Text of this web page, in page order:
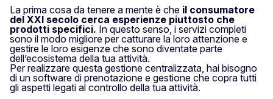
La prima cosa da tenere a mente è che il consumatore
del XXI secolo cerca esperienze piuttosto che
prodotti specifici. In questo senso, i servizi completi
sono il modo migliore per catturare la loro attenzione e
gestire le loro esigenze che sono diventate parte
dell’ecosistema della tua attività.
Per realizzare questa gestione centralizzata, hai bisogno
di un software di prenotazione e gestione che copra tutti
gli aspetti legati al controllo della tua attività.